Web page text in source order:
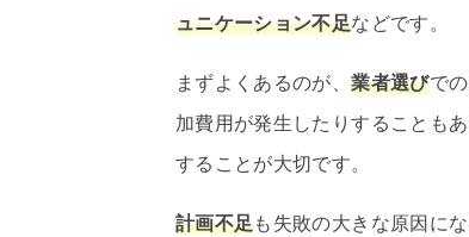
ュニケーション不足などです。
まずよくあるのが、業者選びで
加費用が発生したりすることも
することが大切です。
計画不足も失敗の大きな原因に